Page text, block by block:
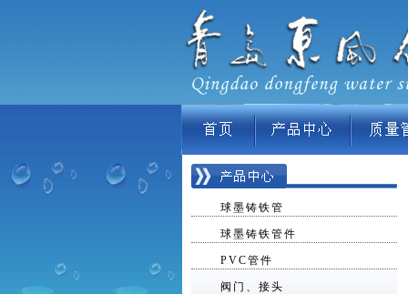
球墨铸铁管
球墨铸铁管件
PVC管件
阀门、接头